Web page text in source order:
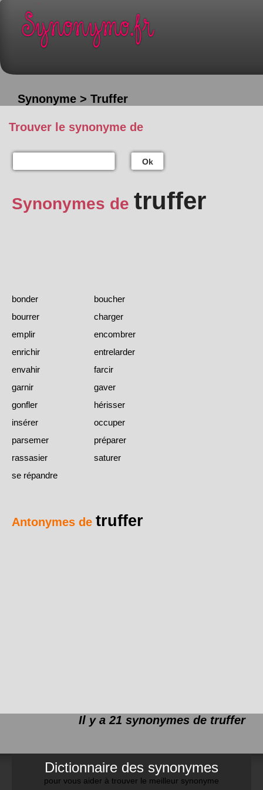
Synonyme > Truffer
Trouver le synonyme de
Ok
Synonymes de truffer
bonder
boucher
bourrer
charger
emplir
encombrer
enrichir
entrelarder
envahir
farcir
garnir
gaver
gonfler
hérisser
insérer
occuper
parsemer
préparer
rassasier
saturer
se répandre
Antonymes de truffer
Il y a 21 synonymes de truffer
Dictionnaire des synonymes
pour vous aider à trouver le meilleur synonyme